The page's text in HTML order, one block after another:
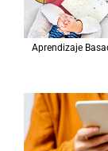
Aprendizaje